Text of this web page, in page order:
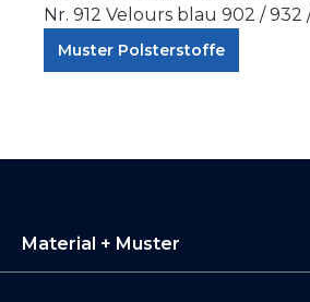
Nr. 912 Velours blau 902 / 932
Muster Polsterstoffe
Material + Muster